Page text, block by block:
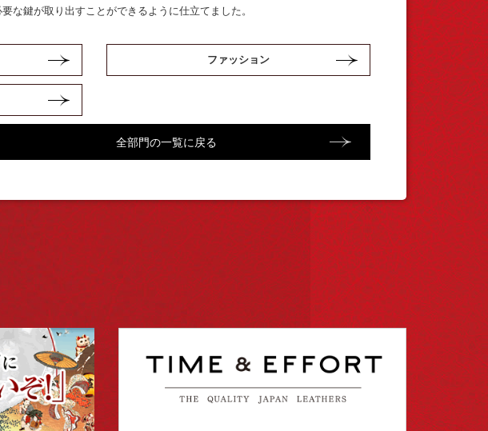
な鍵が取り出すことができるように仕立てました。
ファッション
全部門の一覧に戻る